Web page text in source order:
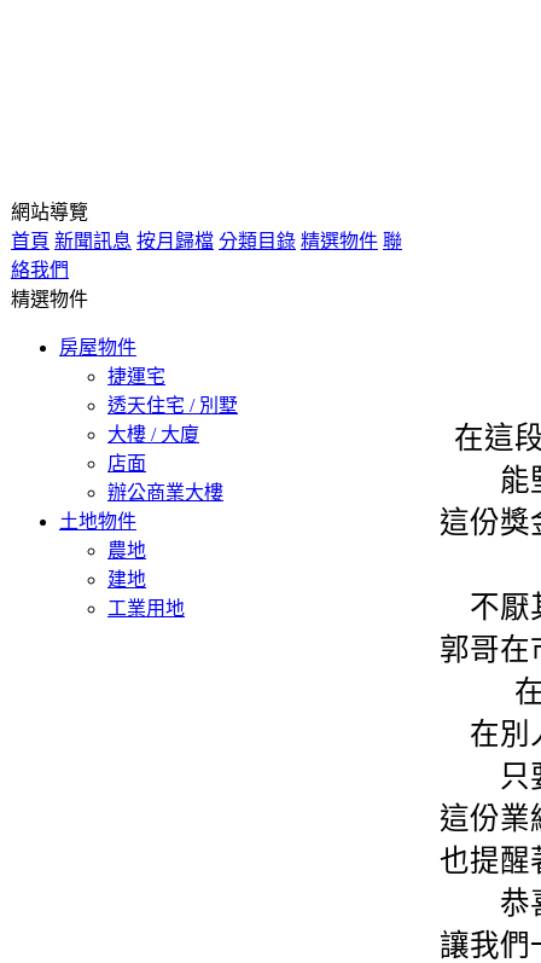
網站導覽
首頁 新聞訊息 按月歸檔 分類目錄 精選物件 聯
絡我們
精選物件
房屋物件
捷運宅
透天住宅 / 別墅
大樓 / 大廈
店面
辦公商業大樓
土地物件
農地
建地
工業用地
在這
能
這份獎
不厭
郭哥在
在別
只
這份業
也提
恭
讓我們